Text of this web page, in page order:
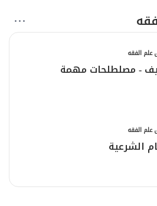
الفقه
- مصلطلحات مهمة
الفقه
الشرعية